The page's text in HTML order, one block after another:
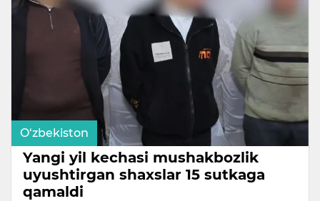
O‘zbekiston
Yangi yil kechasi mushakbozlik
uyushtirgan shaxslar 15 sutkaga
qamaldi